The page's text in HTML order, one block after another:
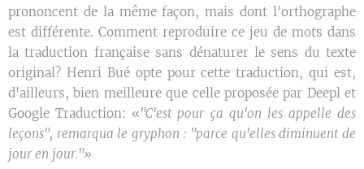
prononcent de la même façon, mais dont l'orthographe
est différente. Comment reproduire ce jeu de mots dans
la traduction française sans dénaturer le sens du texte
original? Henri Bué opte pour cette traduction, qui est,
d'ailleurs, bien meilleure que celle proposée par Deepl et
Google Traduction: «"C'est pour ça qu'on les appelle des
leçons", remarqua le gryphon : "parce qu'elles diminuent de
jour en jour."»